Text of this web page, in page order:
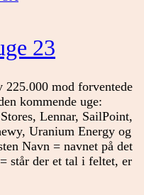
23
mod forventede
kommende uge:
Lennar, SailPoint,
Uranium Energy og
Navn = navnet på det
står der et tal i feltet, er